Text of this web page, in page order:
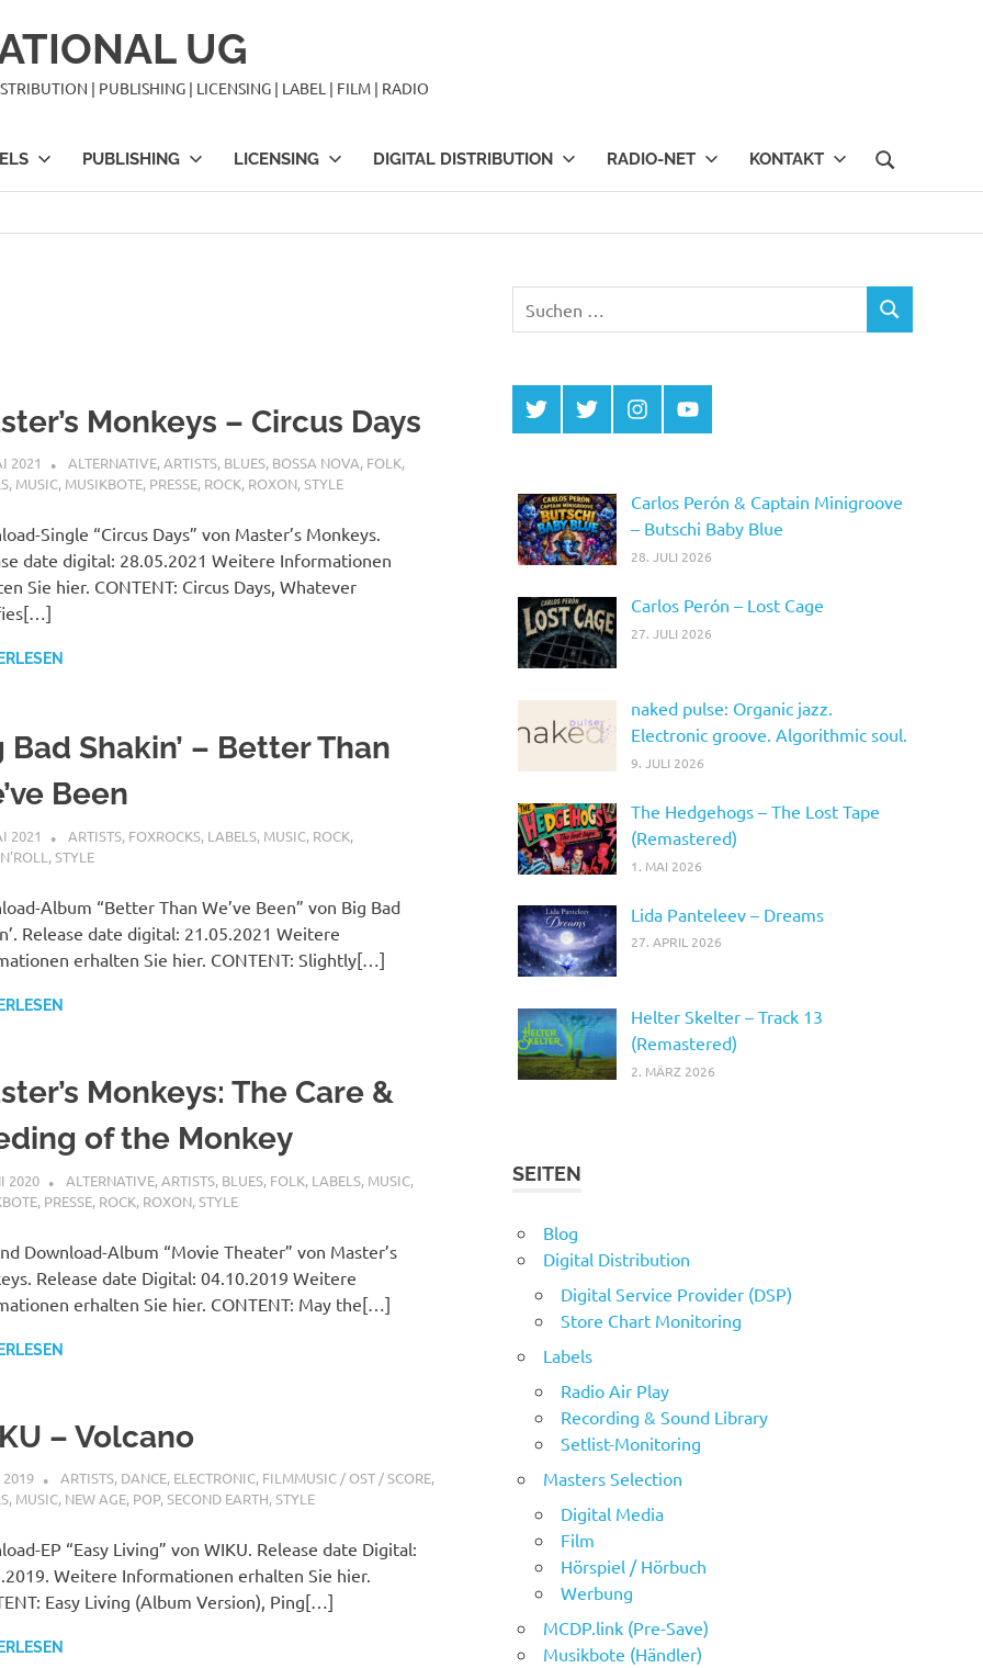
UG
| PUBLISHING | LICENSING | LABEL | FILM | RADIO
PUBLISHING LICENSING DIGITAL DISTRIBUTION RADIO-NET KONTAKT
Monkeys – Circus Days
2021 STEFANBRAUN
ALTERNATIVE,ARTISTS, BLUES, BOSSA NOVA, FOLK,
, MUSIC, MUSIKBOTE, PRESSE, ROCK, ROXON,STYLE
Single “Circus Days” von Master’s Monkeys.
date digital: 28.05.2021 Weitere Informationen
Sie hier. CONTENT: Circus Days, Whatever
Bad Shakin’ – Better Than
Been
2021 STEFANBRAUN
ARTISTS, FOXROCKS, LABELS, MUSIC, ROCK,
,STYLE
Album “Better Than We’ve Been” von Big Bad
Release date digital: 21.05.2021 Weitere
erhalten Sie hier. CONTENT: Slightly[…]
Monkeys: The Care &
of the Monkey
2020 MCDP-INTERNATIONAL
ALTERNATIVE,ARTISTS, BLUES, FOLK, LABELS, MUSIC,
, PRESSE, ROCK, ROXON,STYLE
Download-Album “Movie Theater” von Master’s
Release date Digital: 04.10.2019 Weitere
erhalten Sie hier. CONTENT: May the[…]
– Volcano
2019 STEFANBRAUN
ARTISTS, DANCE, ELECTRONIC, FILMMUSIC / OST / SCORE,
, MUSIC, NEW AGE, POP,SECOND EARTH,STYLE
EP “Easy Living” von WIKU. Release date Digital:
Weitere Informationen erhalten Sie hier.
Easy Living (Album Version), Ping[…]
nach:
SUCHEN
Twitter
MCDP
Twitter
Musicradiostation
InstagramYouTube
Carlos Perón & Captain Minigroove
– Butschi Baby Blue
28. JULI 2026
Carlos Perón – Lost Cage
27. JULI 2026
naked pulse: Organic jazz.
Electronic groove. Algorithmic soul.
9. JULI 2026
The Hedgehogs – The Lost Tape
(Remastered)
1. MAI 2026
Lida Panteleev – Dreams
27. APRIL 2026
Helter Skelter – Track 13
(Remastered)
2. MÄRZ 2026
SEITEN
Blog
Digital Distribution
Digital Service Provider (DSP)
Store Chart Monitoring
Labels
Radio Air Play
Recording & Sound Library
Setlist-Monitoring
Masters Selection
Digital Media
Film
Hörspiel / Hörbuch
Werbung
MCDP.link (Pre-Save)
Musikbote (Händler)